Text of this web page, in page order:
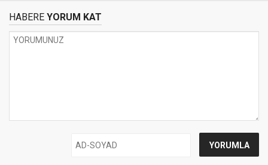
HABERE YORUM KAT